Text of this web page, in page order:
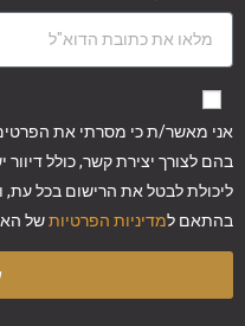
אני מאשר/ת כי מסרתי את
בהם לצורך יצירת קשר, כולל דיוור
ליכולת לבטל את הרישום בכל
בהתאם למדיניות הפרטיותשל